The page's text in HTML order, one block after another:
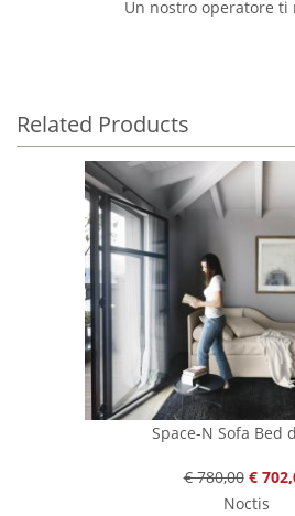
Un nostro operatore
Related Products
Space-N Sofa Bed
€ 780,00 €
Noctis